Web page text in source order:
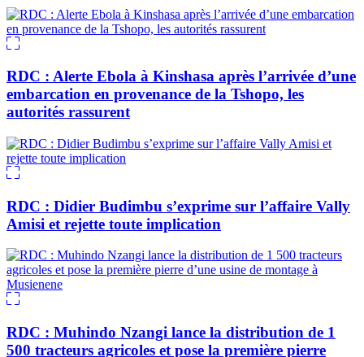
RDC : Alerte Ebola à Kinshasa après l’arrivée d’une
embarcation en provenance de la Tshopo, les
autorités rassurent
RDC : Didier Budimbu s’exprime sur l’affaire Vally
Amisi et rejette toute implication
RDC : Muhindo Nzangi lance la distribution de 1
500 tracteurs agricoles et pose la première pierre